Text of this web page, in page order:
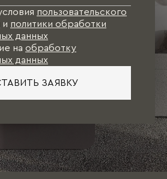
пользовательского
и политики обработки
данных
на обработку
данных
ЗАЯВКУ